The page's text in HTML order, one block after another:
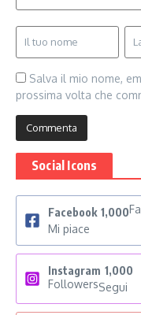
Salva il mio nome,
prossima volta che
Social Icons
Facebook 1,000
Mi piace
Instagram 1,000
FollowersSegui